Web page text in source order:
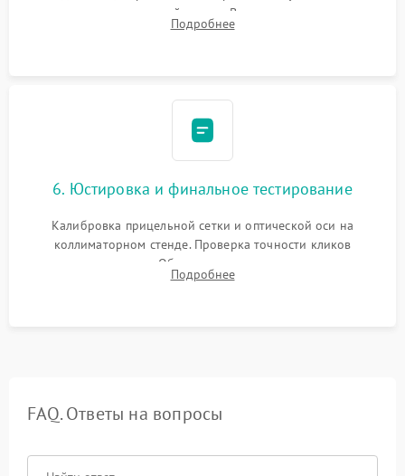
нанесение влагозащитной смазки. Вакуумирование корпуса
и заполнение его осушенным азотом или аргоном для
Подробнее
6. Юстировка и финальное тестирование
Калибровка прицельной сетки и оптической оси на
коллиматорном стенде. Проверка точности кликов
механизма поправок. Обязательное испытание прицела на
ударном стенде для проверки устойчивости к отдаче и
Подробнее
FAQ. Ответы на вопросы